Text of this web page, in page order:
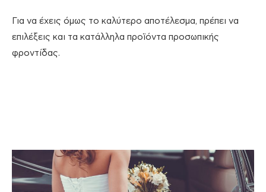
Για να έχεις όμως το καλύτερο αποτέλεσμα, πρέπει να
επιλέξεις και τα κατάλληλα προϊόντα προσωπικής
φροντίδας.